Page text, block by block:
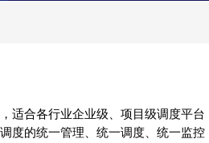
适合各行业企业级、项目级调度平台
度的统一管理、统一调度、统一监控